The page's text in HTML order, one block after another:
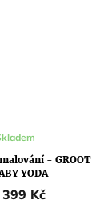
- GROOT
YODA
399 Kč